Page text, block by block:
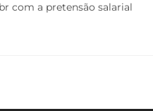
com a pretensão salarial